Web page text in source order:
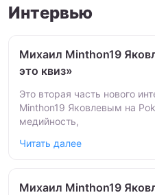
Интервью
Михаил Minthon19
это квиз»
Это вторая часть нового
Minthon19 Яковлевым на
медийность,
Читать далее
Михаил Minthon19